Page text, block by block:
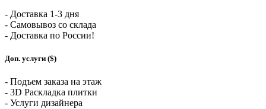
- Доставка 1-3 дня
- Самовывоз со склада
- Доставка по России!
Доп. услуги ($)
- Подъем заказа на этаж
- 3D Раскладка плитки
- Услуги дизайнера